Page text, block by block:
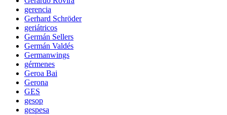
gerencia
Gerhard Schröder
geriátricos
Germán Sellers
Germán Valdés
Germanwings
gérmenes
Geroa Bai
Gerona
GES
gesop
gespesa